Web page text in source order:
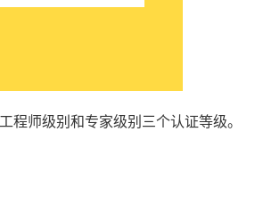
师级别和专家级别三个认证等级。